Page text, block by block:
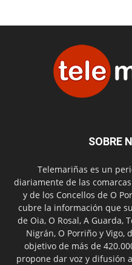
SOBRE
Telemariñas es un
diariamente de las
y de los Concellos de O
cubre la información que
de Oia, O Rosal, A Guarda,
Nigrán, O Porriño y
objetivo de más de
propone dar voz y difusión